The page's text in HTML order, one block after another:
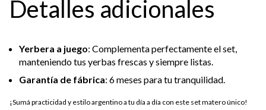
Detalles adicionales
Yerbera a juego: Complementa perfectamente el set,
manteniendo tus yerbas frescas y siempre listas.
Garantía de fábrica: 6 meses para tu tranquilidad.
¡Sumá practicidad y estilo argentino a tu día a día con este set matero único!